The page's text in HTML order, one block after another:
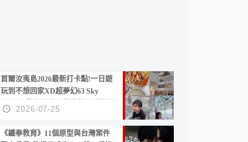
首爾汝夷島2026最新打卡點!一日遊
玩到不想回家XD超夢幻63 Sky
Picnic、鷺良津帝王蟹大餐、《淚之
女王》拍攝地、漢江公園免費玩水
2026-07-25
《鐵拳教育》11個原型與台灣案件